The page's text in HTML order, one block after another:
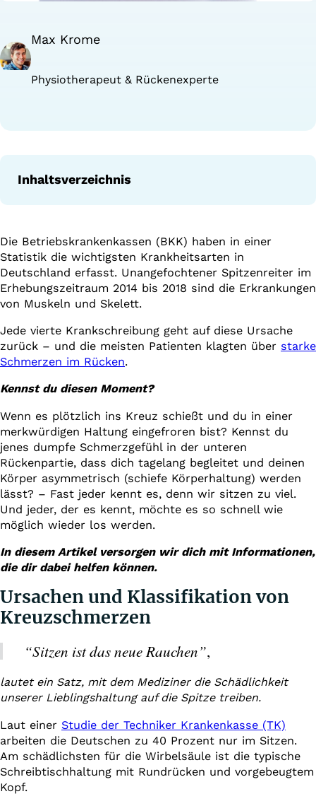
Max Krome
Physiotherapeut & Rückenexperte
Inhaltsverzeichnis
Die Betriebskrankenkassen (BKK) haben in einer
Statistik die wichtigsten Krankheitsarten in
Deutschland erfasst. Unangefochtener Spitzenreiter im
Erhebungszeitraum 2014 bis 2018 sind die Erkrankungen
von Muskeln und Skelett.
Jede vierte Krankschreibung geht auf diese Ursache
zurück – und die meisten Patienten klagten über starke
Schmerzen im Rücken.
Kennst du diesen Moment?
Wenn es plötzlich ins Kreuz schießt und du in einer
merkwürdigen Haltung eingefroren bist? Kennst du
jenes dumpfe Schmerzgefühl in der unteren
Rückenpartie, dass dich tagelang begleitet und deinen
Körper asymmetrisch (schiefe Körperhaltung) werden
lässt? – Fast jeder kennt es, denn wir sitzen zu viel.
Und jeder, der es kennt, möchte es so schnell wie
möglich wieder los werden.
In diesem Artikel versorgen wir dich mit Informationen,
die dir dabei helfen können.
Ursachen und Klassifikation von
Kreuzschmerzen
“Sitzen ist das neue Rauchen”,
lautet ein Satz, mit dem Mediziner die Schädlichkeit
unserer Lieblingshaltung auf die Spitze treiben.
Laut einer Studie der Techniker Krankenkasse (TK)
arbeiten die Deutschen zu 40 Prozent nur im Sitzen.
Am schädlichsten für die Wirbelsäule ist die typische
Schreibtischhaltung mit Rundrücken und vorgebeugtem
Kopf.